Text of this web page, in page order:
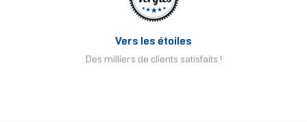
Vers les étoiles
Des milliers de clients satisfaits !